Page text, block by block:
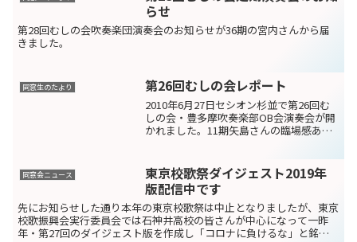
11月10日...
らせ
第28回むしの会吹奏楽団演奏会のお知らせが36期の宮内さんから届
きました。
同窓生のたより 第26回むしの会レポート
2010年6月27日セシオン杉並で第26回む
しの会・豊多摩吹奏楽部OB会演奏会が開
かれました。11期矢島さんの臨場感あふ
同窓会ニュース
東京校歌祭ダイジェスト2019年
版配信中です
先にお知らせした通り本年の東京校歌祭は中止となりましたが、東京
校歌振興会実行委員会では石神井高校の皆さんが中心になって一昨
年・第27回のダイジェスト版を作成し「コロナに負けるな」と銘打